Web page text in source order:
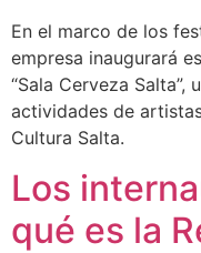
En el marco de los
empresa inaugurará
“Sala Cerveza
actividades de
Cultura Salta.
Los
qué es la